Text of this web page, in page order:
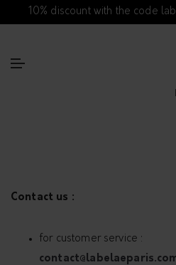
10% discount with the code
Contact us :
for customer service :